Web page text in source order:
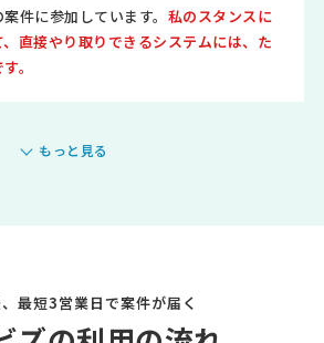
件に参加しています。 私のスタンスに
直接やり取りできるシステムには、た
。
もっと見る
最短3営業日で案件が届く